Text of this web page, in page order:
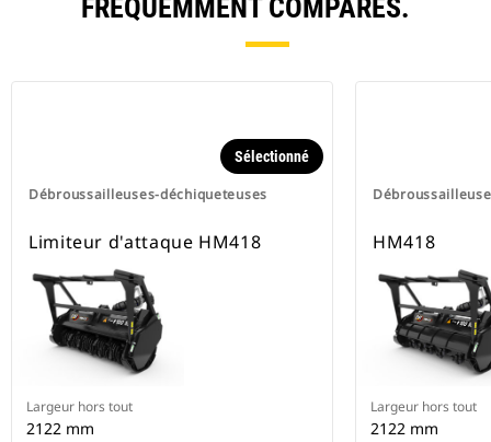
FRÉQUEMMENT COMPARÉS.
Débroussailleuses-déchiqueteuses
Sélectionné
Limiteur d'attaque HM418
Largeur hors tout
2122 mm
HM418
Largeur hors tout
2122 mm